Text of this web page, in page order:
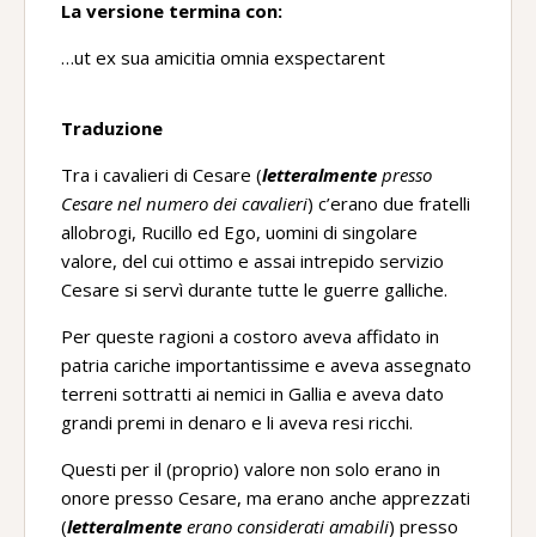
La versione termina con:
…ut ex sua amicitia omnia exspectarent
Traduzione
Tra i cavalieri di Cesare (letteralmente presso
Cesare nel numero dei cavalieri) c’erano due fratelli
allobrogi, Rucillo ed Ego, uomini di singolare
valore, del cui ottimo e assai intrepido servizio
Cesare si servì durante tutte le guerre galliche.
Per queste ragioni a costoro aveva affidato in
patria cariche importantissime e aveva assegnato
terreni sottratti ai nemici in Gallia e aveva dato
grandi premi in denaro e li aveva resi ricchi.
Questi per il (proprio) valore non solo erano in
onore presso Cesare, ma erano anche apprezzati
(letteralmente erano considerati amabili) presso